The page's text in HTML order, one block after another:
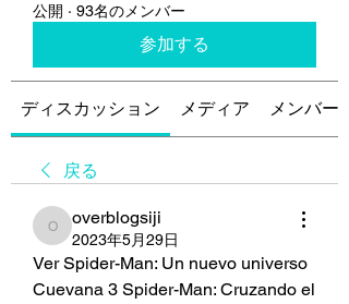
公開 · 93名のメンバー
参加する
ディスカッション メディア メンバー
戻る
overblogsiji
overblogsiji
2023年5月29日
Ver Spider-Man: Un nuevo universo
Cuevana 3 Spider-Man: Cruzando el